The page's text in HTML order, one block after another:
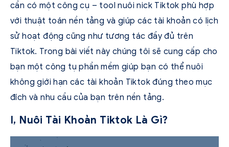
cần có một công cụ – tool nuôi nick Tiktok phù hợp
với thuật toán nền tảng và giúp các tài khoản có lịch
sử hoạt động cũng như tương tác đầy đủ trên
Tiktok. Trong bài viết này chúng tôi sẽ cung cấp cho
bạn một công tụ phần mềm giúp bạn có thể nuôi
không giới hạn các tài khoản Tiktok đúng theo mục
đích và nhu cầu của bạn trên nền tảng.
I, Nuôi Tài Khoản Tiktok Là Gì?